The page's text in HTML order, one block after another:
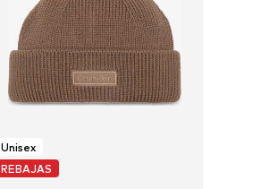
Unisex
REBAJAS